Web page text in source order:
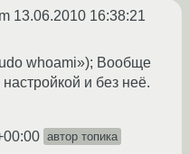
13.06.2010 16:38:21
whoami»); Вообще
и без неё.
автор топика